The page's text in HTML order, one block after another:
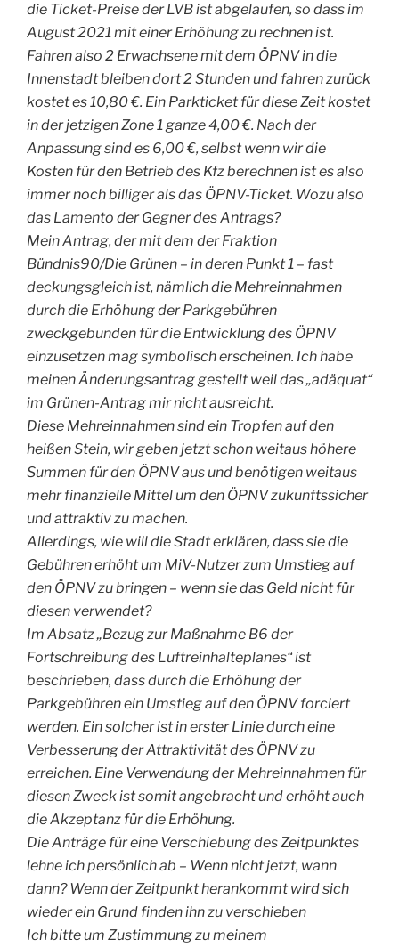
die Ticket-Preise der LVB ist abgelaufen, so dass im
August 2021 mit einer Erhöhung zu rechnen ist.
Fahren also 2 Erwachsene mit dem ÖPNV in die
Innenstadt bleiben dort 2 Stunden und fahren zurück
kostet es 10,80 €. Ein Parkticket für diese Zeit kostet
in der jetzigen Zone 1 ganze 4,00 €. Nach der
Anpassung sind es 6,00 €, selbst wenn wir die
Kosten für den Betrieb des Kfz berechnen ist es also
immer noch billiger als das ÖPNV-Ticket. Wozu also
das Lamento der Gegner des Antrags?
Mein Antrag, der mit dem der Fraktion
Bündnis90/Die Grünen – in deren Punkt 1 – fast
deckungsgleich ist, nämlich die Mehreinnahmen
durch die Erhöhung der Parkgebühren
zweckgebunden für die Entwicklung des ÖPNV
einzusetzen mag symbolisch erscheinen. Ich habe
meinen Änderungsantrag gestellt weil das „adäquat“
im Grünen-Antrag mir nicht ausreicht.
Diese Mehreinnahmen sind ein Tropfen auf den
heißen Stein, wir geben jetzt schon weitaus höhere
Summen für den ÖPNV aus und benötigen weitaus
mehr finanzielle Mittel um den ÖPNV zukunftssicher
und attraktiv zu machen.
Allerdings, wie will die Stadt erklären, dass sie die
Gebühren erhöht um MiV-Nutzer zum Umstieg auf
den ÖPNV zu bringen – wenn sie das Geld nicht für
diesen verwendet?
Im Absatz „Bezug zur Maßnahme B6 der
Fortschreibung des Luftreinhalteplanes“ ist
beschrieben, dass durch die Erhöhung der
Parkgebühren ein Umstieg auf den ÖPNV forciert
werden. Ein solcher ist in erster Linie durch eine
Verbesserung der Attraktivität des ÖPNV zu
erreichen. Eine Verwendung der Mehreinnahmen für
diesen Zweck ist somit angebracht und erhöht auch
die Akzeptanz für die Erhöhung.
Die Anträge für eine Verschiebung des Zeitpunktes
lehne ich persönlich ab – Wenn nicht jetzt, wann
dann? Wenn der Zeitpunkt herankommt wird sich
wieder ein Grund finden ihn zu verschieben
Ich bitte um Zustimmung zu meinem